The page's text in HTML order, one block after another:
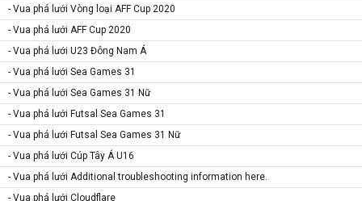
- Vua phá lưới Vòng loại AFF Cup 2020
- Vua phá lưới AFF Cup 2020
- Vua phá lưới U23 Đông Nam Á
- Vua phá lưới Sea Games 31
- Vua phá lưới Sea Games 31 Nữ
- Vua phá lưới Futsal Sea Games 31
- Vua phá lưới Futsal Sea Games 31 Nữ
- Vua phá lưới Cúp Tây Á U16
- Vua phá lưới Additional troubleshooting information here.
- Vua phá lưới Cloudflare